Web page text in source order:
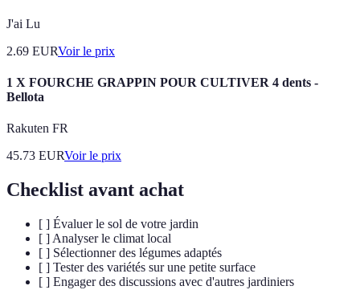
J'ai Lu
2.69 EURVoir le prix
1 X FOURCHE GRAPPIN POUR CULTIVER 4 dents -
Bellota
Rakuten FR
45.73 EURVoir le prix
Checklist avant achat
[ ] Évaluer le sol de votre jardin
[ ] Analyser le climat local
[ ] Sélectionner des légumes adaptés
[ ] Tester des variétés sur une petite surface
[ ] Engager des discussions avec d'autres jardiniers